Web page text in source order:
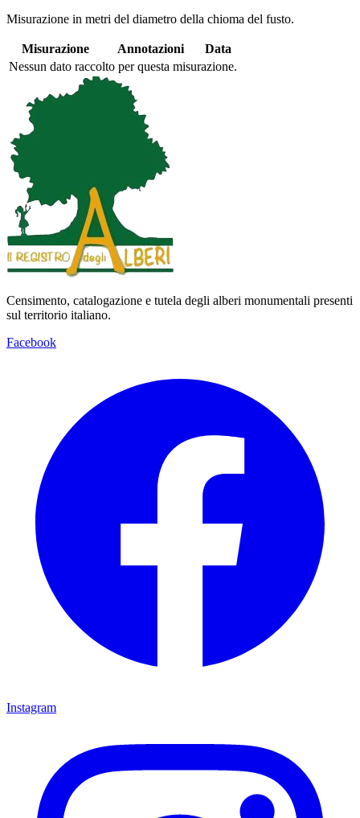
Misurazione in metri del diametro della chioma del fusto.
Misurazione Annotazioni
Data
Nessun dato raccolto per questa misurazione.
Censimento, catalogazione e tutela degli alberi monumentali presenti
sul territorio italiano.
Facebook
Instagram